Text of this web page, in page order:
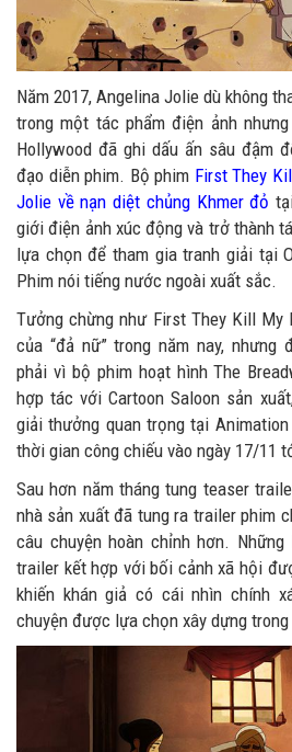
Năm 2017, Angelina Jolie dù không
trong một tác phẩm điện ảnh
Hollywood đã ghi dấu ấn sâu đậm
đạo diễn phim. Bộ phim First They
Jolie về nạn diệt chủng Khmer đỏ
giới điện ảnh xúc động và trở thành
lựa chọn để tham gia tranh giải tại
Phim nói tiếng nước ngoài xuất sắc.
Tưởng chừng như First They Kill My
của “đả nữ” trong năm nay, nhưng
phải vì bộ phim hoạt hình The
hợp tác với Cartoon Saloon sản
giải thưởng quan trọng tại
thời gian công chiếu vào ngày 17/11
Sau hơn năm tháng tung teaser
nhà sản xuất đã tung ra trailer phim
câu chuyện hoàn chỉnh hơn.
trailer kết hợp với bối cảnh xã hội
khiến khán giả có cái nhìn chính
chuyện được lựa chọn xây dựng trong